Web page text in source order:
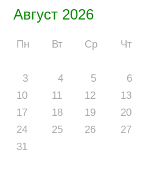
Август 2026
Пн Вт Ср Чт
3
4 5 6
10
11 12 13
17
18 19 20
24
25 26 27
31